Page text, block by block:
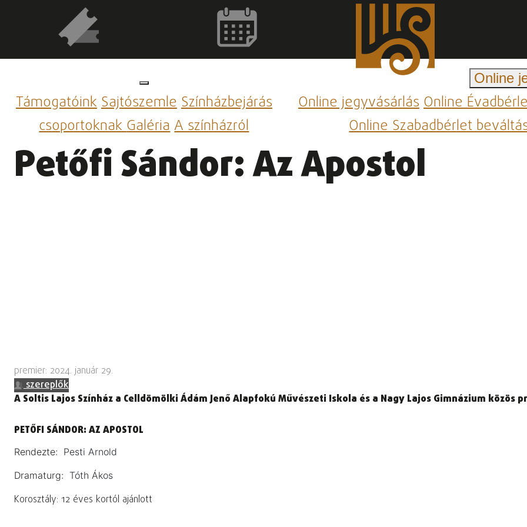
TámogatóinkSajtószemleSzínházbejárás
csoportoknakGalériaA színházról
Online
Online jegyvásárlásOnline
Online Szabadbérlet
Petőfi Sándor: Az Apostol
premier: 2024. január 29.
szereplők
A Soltis Lajos Színház a Celldömölki Ádám Jenő Alapfokú Művészeti Iskola és a Nagy Lajos Gimnázium közös
PETŐFI SÁNDOR: AZ APOSTOL
Rendezte: Pesti Arnold
Dramaturg: Tóth Ákos
Korosztály: 12 éves kortól ajánlott